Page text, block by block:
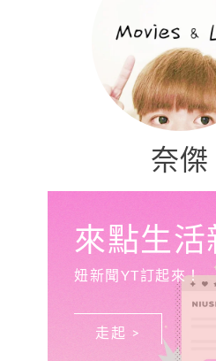
奈傑
來點生活
妞新聞YT訂起來！
走起 >